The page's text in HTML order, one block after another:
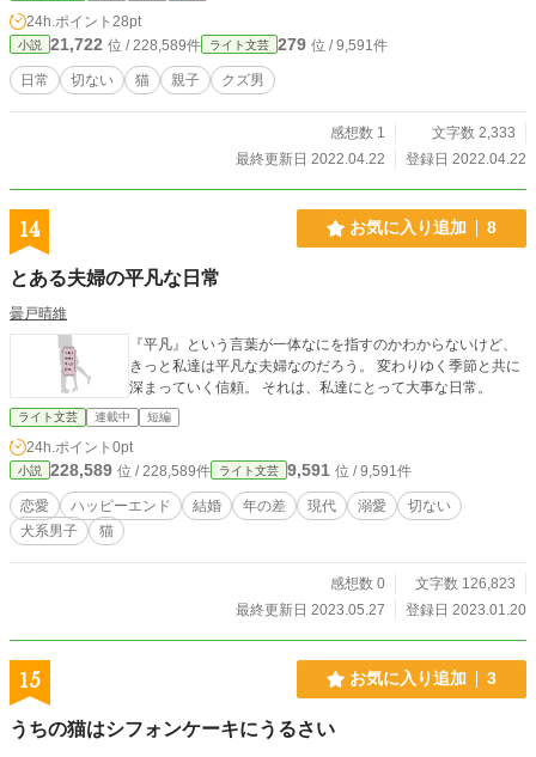
24h.ポイント 28pt
小説 21,722 位 / 228,589件 ライト文芸 279 位 / 9,591件
日常 切ない 猫 親子 クズ男
感想数 1
文字数 2,333
最終更新日 2022.04.22
登録日 2022.04.22
14 お気に入り追加 8
とある夫婦の平凡な日常
曇戸晴維
『平凡』という言葉が一体なにを指すのかわからないけど、
きっと私達は平凡な夫婦なのだろう。 変わりゆく季節と共に
深まっていく信頼。 それは、私達にとって大事な日常。
ライト文芸 連載中 短編
24h.ポイント 0pt
小説 228,589 位 / 228,589件 ライト文芸 9,591 位 / 9,591件
恋愛 ハッピーエンド 結婚 年の差 現代 溺愛
切ない
犬系男子
猫
感想数 0
文字数 126,823
最終更新日 2023.05.27
登録日 2023.01.20
15 お気に入り追加 3
うちの猫はシフォンケーキにうるさい